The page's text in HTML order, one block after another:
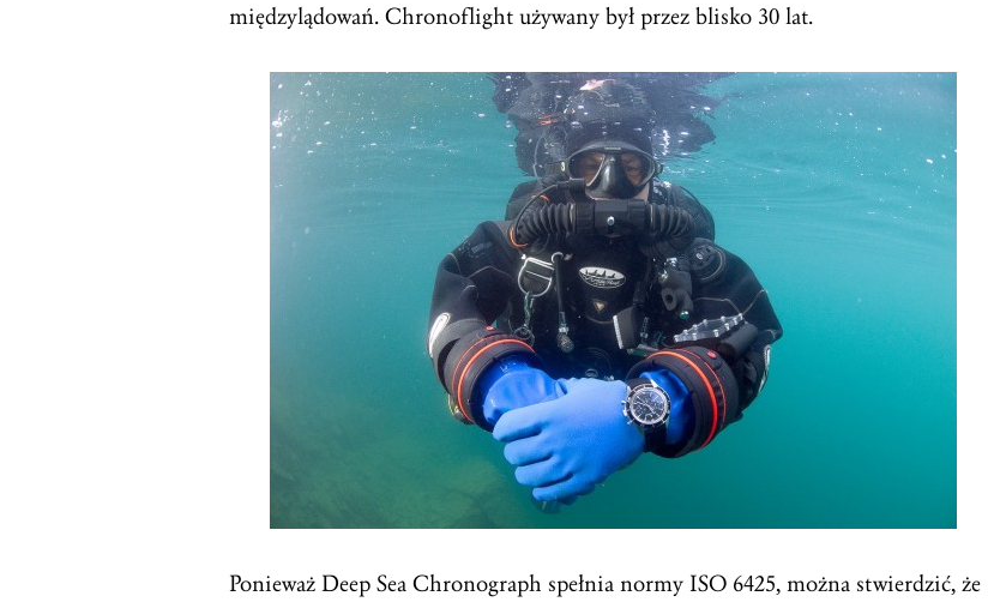
międzylądowań. Chronoflight używany był przez blisko 30 lat.
Ponieważ Deep Sea Chronograph spełnia normy ISO 6425, można stwierdzić, że